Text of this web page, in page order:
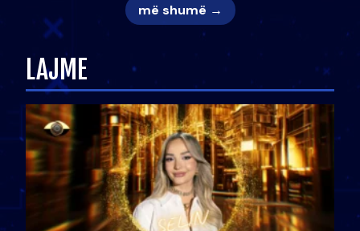
më shumë →
LAJME